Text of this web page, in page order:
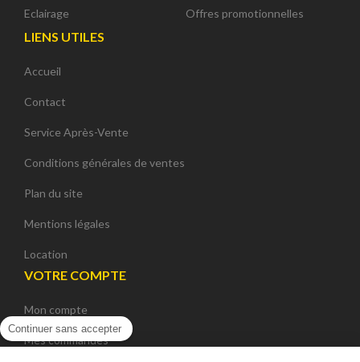
Eclairage Offres promotionnelles
LIENS UTILES
Accueil
Contact
Service Après-Vente
Conditions générales de ventes
Plan du site
Mentions légales
Location
VOTRE COMPTE
Mon compte
Mes commandes
Continuer sans accepter